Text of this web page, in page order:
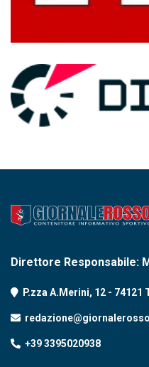
Direttore Responsabile:
P.zza A.Merini, 12 - 74121
+39 3395020938